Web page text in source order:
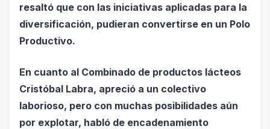
resaltó que con las iniciativas aplicadas para la
diversificación, pudieran convertirse en un Polo
Productivo.
En cuanto al Combinado de productos lácteos
Cristóbal Labra, apreció a un colectivo
laborioso, pero con muchas posibilidades aún
por explotar, habló de encadenamiento